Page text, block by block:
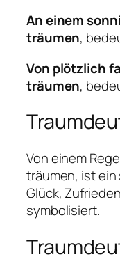
An einem
träumen,
Von plötzlich
träumen,
Von einem
träumen, ist
Glück,
symbolisiert.